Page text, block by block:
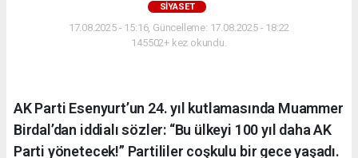
SIYASET
17.08.2025 - 15:16, Güncelleme: 17.08.2025 - 18:22
145502+ kez okundu.
AK Parti Esenyurt’un 24. yıl kutlamasında Muammer
Birdal’dan iddialı sözler: “Bu ülkeyi 100 yıl daha AK
Parti yönetecek!” Partililer coşkulu bir gece yaşadı.